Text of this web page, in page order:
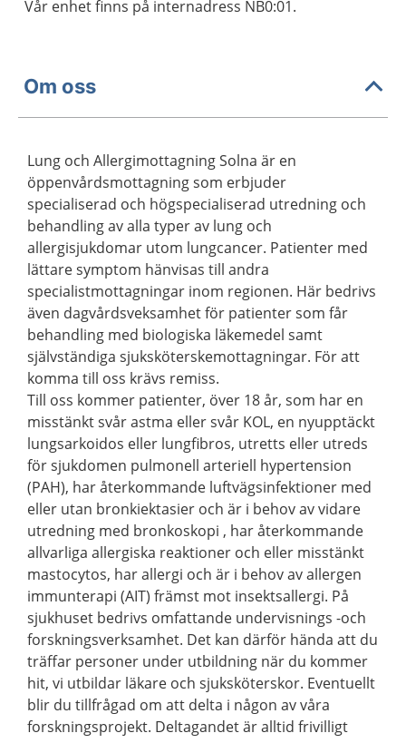
Vår enhet finns på internadress NB0:01.
Om oss
Lung och Allergimottagning Solna är en
öppenvårdsmottagning som erbjuder
specialiserad och högspecialiserad utredning och
behandling av alla typer av lung och
allergisjukdomar utom lungcancer. Patienter med
lättare symptom hänvisas till andra
specialistmottagningar inom regionen. Här bedrivs
även dagvårdsveksamhet för patienter som får
behandling med biologiska läkemedel samt
självständiga sjuksköterskemottagningar. För att
komma till oss krävs remiss.
Till oss kommer patienter, över 18 år, som har en
misstänkt svår astma eller svår KOL, en nyupptäckt
lungsarkoidos eller lungfibros, utretts eller utreds
för sjukdomen pulmonell arteriell hypertension
(PAH), har återkommande luftvägsinfektioner med
eller utan bronkiektasier och är i behov av vidare
utredning med bronkoskopi , har återkommande
allvarliga allergiska reaktioner och eller misstänkt
mastocytos, har allergi och är i behov av allergen
immunterapi (AIT) främst mot insektsallergi. På
sjukhuset bedrivs omfattande undervisnings -och
forskningsverksamhet. Det kan därför hända att du
träffar personer under utbildning när du kommer
hit, vi utbildar läkare och sjuksköterskor. Eventuellt
blir du tillfrågad om att delta i någon av våra
forskningsprojekt. Deltagandet är alltid frivilligt